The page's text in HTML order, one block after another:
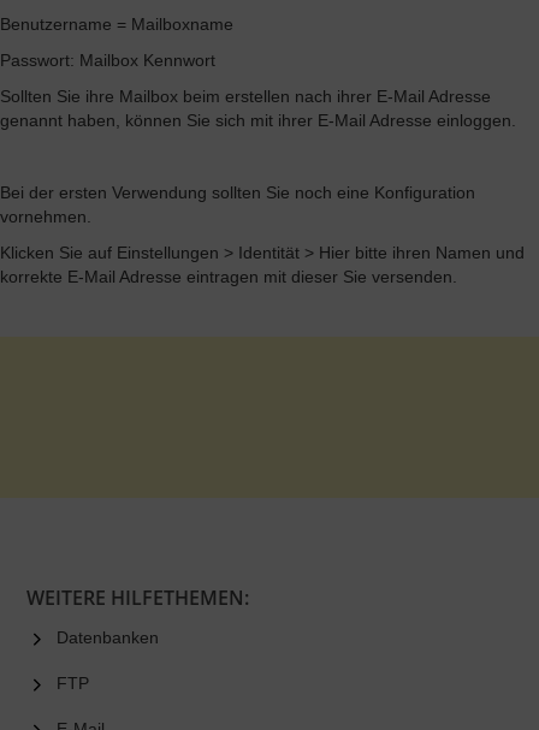
Benutzername = Mailboxname
Passwort: Mailbox Kennwort
Sollten Sie ihre Mailbox beim erstellen nach ihrer E-Mail Adresse
genannt haben, können Sie sich mit ihrer E-Mail Adresse einloggen.
Bei der ersten Verwendung sollten Sie noch eine Konfiguration
vornehmen.
Klicken Sie auf Einstellungen > Identität > Hier bitte ihren Namen und
korrekte E-Mail Adresse eintragen mit dieser Sie versenden.
WEITERE HILFETHEMEN:
Datenbanken
FTP